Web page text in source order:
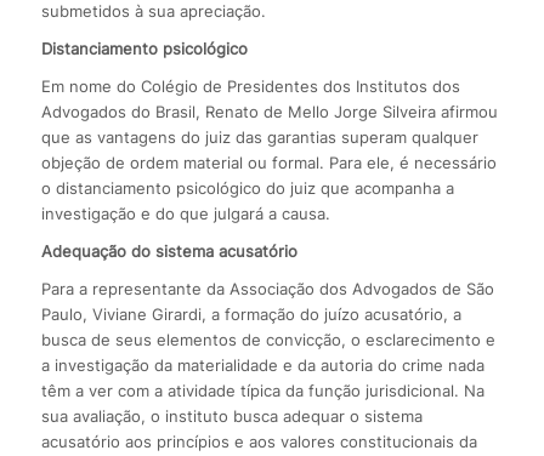
submetidos à sua apreciação.
Distanciamento psicológico
Em nome do Colégio de Presidentes dos Institutos dos
Advogados do Brasil, Renato de Mello Jorge Silveira afirmou
que as vantagens do juiz das garantias superam qualquer
objeção de ordem material ou formal. Para ele, é necessário
o distanciamento psicológico do juiz que acompanha a
investigação e do que julgará a causa.
Adequação do sistema acusatório
Para a representante da Associação dos Advogados de São
Paulo, Viviane Girardi, a formação do juízo acusatório, a
busca de seus elementos de convicção, o esclarecimento e
a investigação da materialidade e da autoria do crime nada
têm a ver com a atividade típica da função jurisdicional. Na
sua avaliação, o instituto busca adequar o sistema
acusatório aos princípios e aos valores constitucionais da